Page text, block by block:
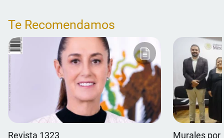
Te Recomendamos
Revista 1323
Murales por